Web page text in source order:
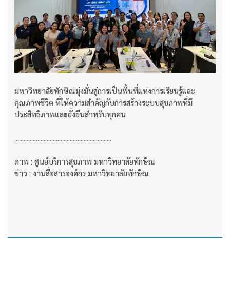
มหาวิทยาลัยทักษิณมุ่งมั่นสู่การเป็นพื้นที่แห่งการเรียนรู้และ
คุณภาพชีวิต ที่ให้ความสำคัญกับการสร้างระบบสุขภาพที่มี
ประสิทธิภาพและยั่งยืนสำหรับทุกคน
...............................................................
ภาพ : ศูนย์บริการสุขภาพ มหาวิทยาลัยทักษิณ
ข่าว : งานสื่อสารองค์กร มหาวิทยาลัยทักษิณ